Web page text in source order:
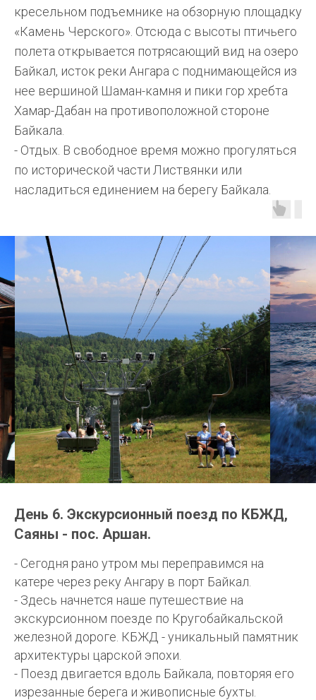
кресельном подъемнике на обзорную площадку
«Камень Черского». Отсюда с высоты птичьего
полета открывается потрясающий вид на озеро
Байкал, исток реки Ангара с поднимающейся из
нее вершиной Шаман-камня и пики гор хребта
Хамар-Дабан на противоположной стороне
Байкала.
- Отдых. В свободное время можно прогуляться
по исторической части Листвянки или
насладиться единением на берегу Байкала.
День 6. Экскурсионный поезд по КБЖД,
Саяны - пос. Аршан.
- Сегодня рано утром мы переправимся на
катере через реку Ангару в порт Байкал.
- Здесь начнется наше путешествие на
экскурсионном поезде по Кругобайкальской
железной дороге. КБЖД - уникальный памятник
архитектуры царской эпохи.
- Поезд двигается вдоль Байкала, повторяя его
изрезанные берега и живописные бухты.